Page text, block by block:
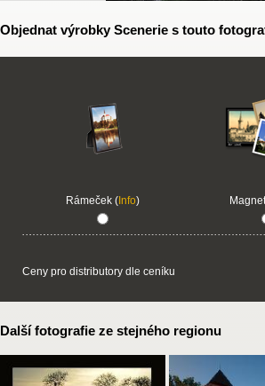
Objednat výrobky Scenerie s touto
Rámeček (Info)
Ceny pro distributory dle ceníku
Další fotografie ze stejného regionu